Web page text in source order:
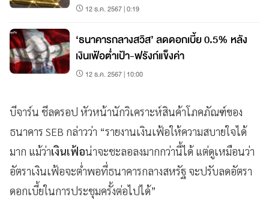
12 ธ.ค. 2567 | 0:19
‘ธนาคารกลางสวิส’ ลดดอกเบี้ย 0.5% หลัง
เงินเฟ้อต่ำเป้า-ฟรังก์แข็งค่า
12 ธ.ค. 2567 | 10:00
บีจาร์น ชีลดรอป หัวหน้านักวิเคราะห์สินค้าโภคภัณฑ์ของ
ธนาคาร SEB กล่าวว่า “รายงานเงินเฟ้อให้ความสบายใจได้
มาก แม้ว่าเงินเฟ้อน่าจะชะลอลงมากกว่านี้ได้ แต่ดูเหมือนว่า
อัตราเงินเฟ้อจะต่ำพอที่ธนาคารกลางสหรัฐ จะปรับลดอัตรา
ดอกเบี้ยในการประชุมครั้งต่อไปได้”